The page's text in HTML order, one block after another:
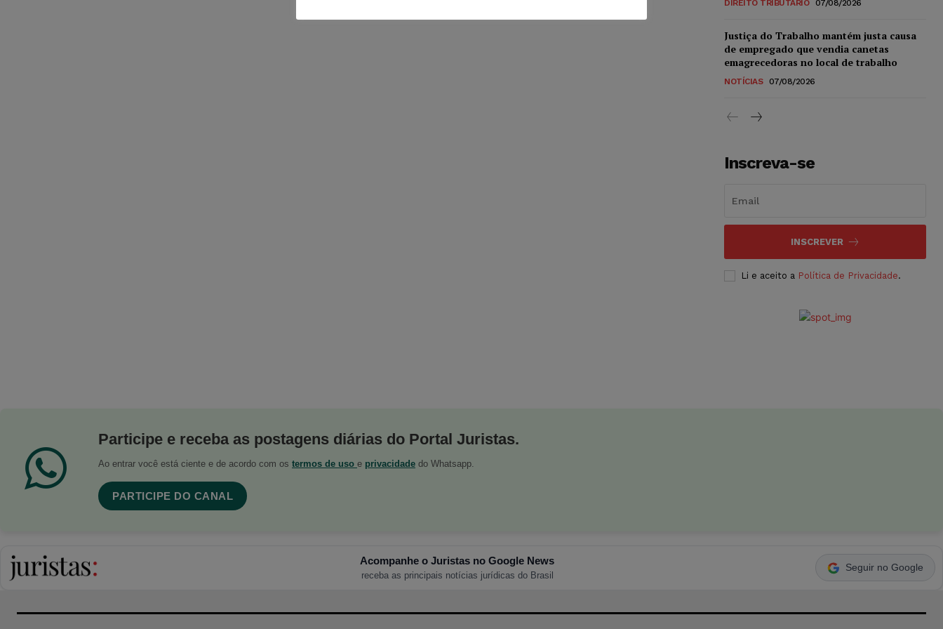
DIREITO TRIBUTÁRIO 07/08/2026
Justiça do Trabalho mantém justa causa
de empregado que vendia canetas
emagrecedoras no local de trabalho
NOTÍCIAS 07/08/2026
Inscreva-se
INSCREVER
Li e aceito a Política de Privacidade.
Participe e receba as postagens diárias do Portal Juristas.
Ao entrar você está ciente e de acordo com os termos de uso e privacidade do Whatsapp.
PARTICIPE DO CANAL
Acompanhe o Juristas no Google News
receba as principais notícias jurídicas do Brasil
Seguir no Google